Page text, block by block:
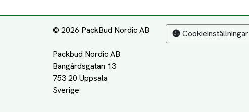
© 2026 PackBud Nordic AB
Packbud Nordic AB
Bangårdsgatan 13
753 20 Uppsala
Cookieinställningar